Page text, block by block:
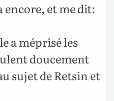
encore, et me dit:
a méprisé les
doucement
sujet de Retsin et